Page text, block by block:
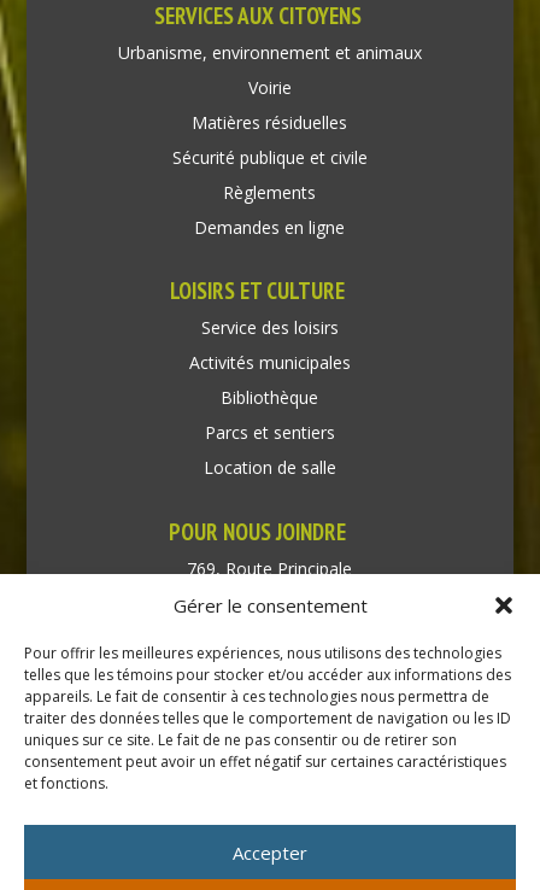
Gérer le consentement
Pour offrir les meilleures expériences, nous utilisons des technologies
telles que les témoins pour stocker et/ou accéder aux informations des
appareils. Le fait de consentir à ces technologies nous permettra de
traiter des données telles que le comportement de navigation ou les ID
uniques sur ce site. Le fait de ne pas consentir ou de retirer son
consentement peut avoir un effet négatif sur certaines caractéristiques
et fonctions.
Accepter
SERVICES AUX CITOYENS
Urbanisme, environnement et animaux
Voirie
Matières résiduelles
Sécurité publique et civile
Règlements
Demandes en ligne
LOISIRS ET CULTURE
Service des loisirs
Activités municipales
Bibliothèque
Parcs et sentiers
Location de salle
POUR NOUS JOINDRE
769, Route Principale
Très-Saint-Rédempteur
Téléphone : (450) 451-5203
Direction générale :
dir@tressaintredempteur.ca